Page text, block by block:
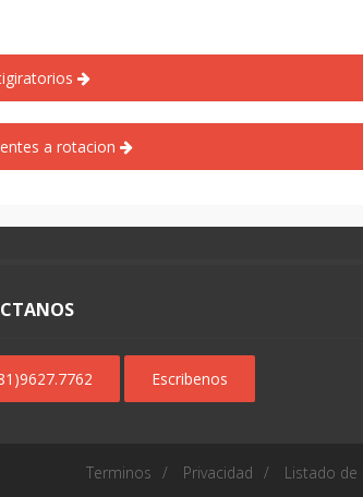
a rotacion
Escribenos
Terminos Privacidad Listado de